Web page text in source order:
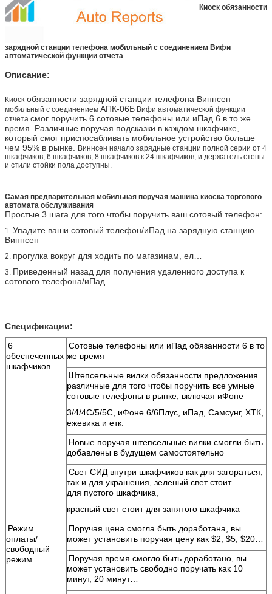
Оставьте сообщение
Киоск обязанности
зарядной станции телефона мобильный с соединением Вифи
автоматической функции отчета
Описание:
Киоск обязанности зарядной станции телефона Виннсен
мобильный с соединением АПК-06Б Вифи автоматической функции
отчета смог поручить 6 сотовые телефоны или иПад 6 в то же
время. Различные поручая подсказки в каждом шкафчике,
который смог приспосабливать мобильное устройство больше
чем 95% в рынке. Виннсен начало зарядные станции полной серии от 4
шкафчиков, 6 шкафчиков, 8 шкафчиков к 24 шкафчиков, и держатель стены
и стили стойки пола доступны.
Самая предварительная мобильная поручая машина киоска торгового
автомата обслуживания
Простые 3 шага для того чтобы поручить ваш сотовый телефон:
1. Упадите ваши сотовый телефон/иПад на зарядную станцию
Виннсен
2. прогулка вокруг для ходить по магазинам, ел…
3. Приведенный назад для получения удаленного доступа к
сотового телефона/иПад
Спецификации:
6
обеспеченных
шкафчиков
Сотовые телефоны или иПад обязанности 6 в то
же время
Штепсельные вилки обязанности предложения
различные для того чтобы поручить все умные
сотовые телефоны в рынке, включая иФоне
3/4/4С/5/5С, иФоне 6/6Плус, иПад, Самсунг, ХТК,
ежевика и етк.
Новые поручая штепсельные вилки смогли быть
добавлены в будущем самостоятельно
Свет СИД внутри шкафчиков как для загораться,
так и для украшения, зеленый свет стоит
для пустого шкафчика,
красный светстоит для занятого шкафчика
Режим
оплаты/
свободный
режим
Поручая цена смогла быть доработана, вы
может установить поручая цену как $2, $5, $20…
Поручая время смогло быть доработано, вы
может установить свободно поручать как 10
минут, 20 минут…